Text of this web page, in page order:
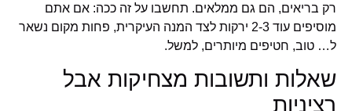
רק בריאים, הם גם ממלאים. תחשבו על זה ככה: אם אתם
מוסיפים עוד 2-3 ירקות לצד המנה העיקרית, פחות מקום נשאר
ל… טוב, חטיפים מיותרים, למשל.
שאלות ותשובות מצחיקות אבל
רציניות